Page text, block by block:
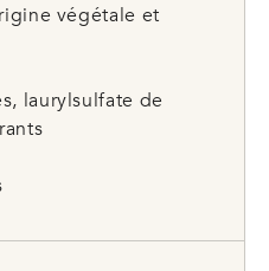
végétale et
laurylsulfate de